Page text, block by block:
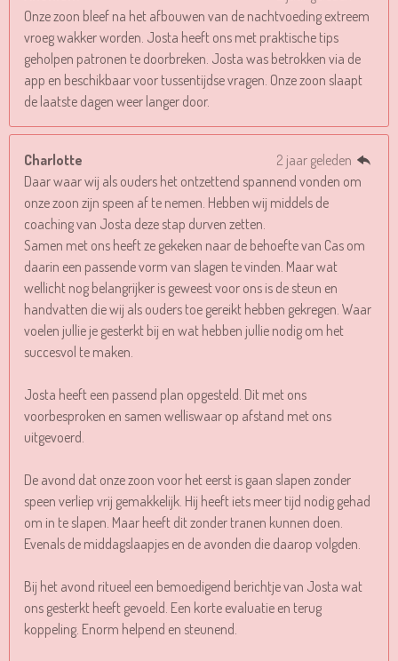
Onze zoon bleef na het afbouwen van de nachtvoeding extreem
vroeg wakker worden. Josta heeft ons met praktische tips
geholpen patronen te doorbreken. Josta was betrokken via de
app en beschikbaar voor tussentijdse vragen. Onze zoon slaapt
de laatste dagen weer langer door.
Charlotte
2 jaar geleden
Daar waar wij als ouders het ontzettend spannend vonden om
onze zoon zijn speen af te nemen. Hebben wij middels de
coaching van Josta deze stap durven zetten.
Samen met ons heeft ze gekeken naar de behoefte van Cas om
daarin een passende vorm van slagen te vinden. Maar wat
wellicht nog belangrijker is geweest voor ons is de steun en
handvatten die wij als ouders toe gereikt hebben gekregen. Waar
voelen jullie je gesterkt bij en wat hebben jullie nodig om het
succesvol te maken.
Josta heeft een passend plan opgesteld. Dit met ons
voorbesproken en samen welliswaar op afstand met ons
uitgevoerd.
De avond dat onze zoon voor het eerst is gaan slapen zonder
speen verliep vrij gemakkelijk. Hij heeft iets meer tijd nodig gehad
om in te slapen. Maar heeft dit zonder tranen kunnen doen.
Evenals de middagslaapjes en de avonden die daarop volgden.
Bij het avond ritueel een bemoedigend berichtje van Josta wat
ons gesterkt heeft gevoeld. Een korte evaluatie en terug
koppeling. Enorm helpend en steunend.